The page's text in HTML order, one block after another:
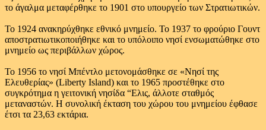
το άγαλμα μεταφέρθηκε το 1901 στο υπουργείο των Στρατιωτικών.
Το 1924 ανακηρύχθηκε εθνικό μνημείο. Το 1937 το φρούριο Γουντ
αποστρατιωτικοποιήθηκε και το υπόλοιπο νησί ενσωματώθηκε στο
μνημείο ως περιβάλλων χώρος.
Το 1956 το νησί Μπέντλο μετονομάσθηκε σε «Νησί της
Ελευθερίας» (Liberty Island) και το 1965 προστέθηκε στο
συγκρότημα η γειτονική νησίδα “Ελις, άλλοτε σταθμός
μεταναστών. Η συνολική έκταση του χώρου του μνημείου έφθασε
έτσι τα 23,63 εκτάρια.